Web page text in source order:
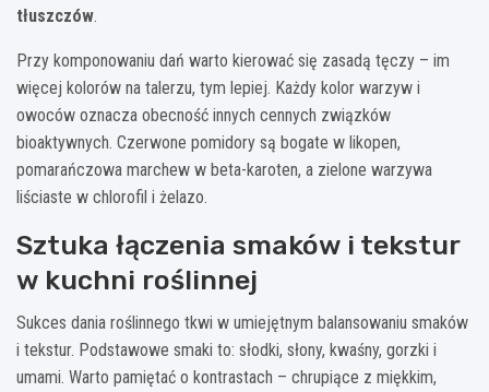
tłuszczów.
Przy komponowaniu dań warto kierować się zasadą tęczy – im
więcej kolorów na talerzu, tym lepiej. Każdy kolor warzyw i
owoców oznacza obecność innych cennych związków
bioaktywnych. Czerwone pomidory są bogate w likopen,
pomarańczowa marchew w beta-karoten, a zielone warzywa
liściaste w chlorofil i żelazo.
Sztuka łączenia smaków i tekstur
w kuchni roślinnej
Sukces dania roślinnego tkwi w umiejętnym balansowaniu smaków
i tekstur. Podstawowe smaki to: słodki, słony, kwaśny, gorzki i
umami. Warto pamiętać o kontrastach – chrupiące z miękkim,